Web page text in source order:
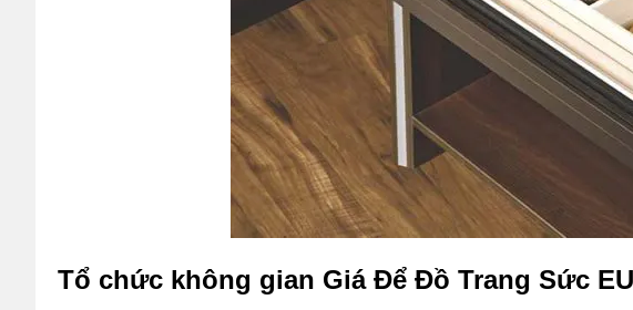
Tổ chức không gian Giá Để Đồ Trang Sức